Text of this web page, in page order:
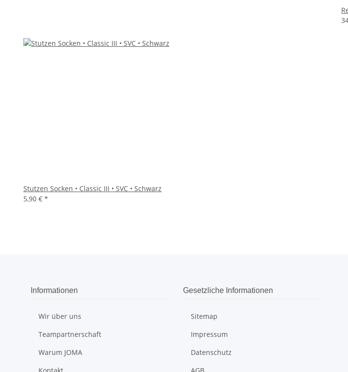
Stutzen Socken • Classic III • SVC • Schwarz
5,90 € *
Informationen
Wir über uns
Teampartnerschaft
Warum JOMA
Gesetzliche Informationen
Sitemap
Impressum
Datenschutz